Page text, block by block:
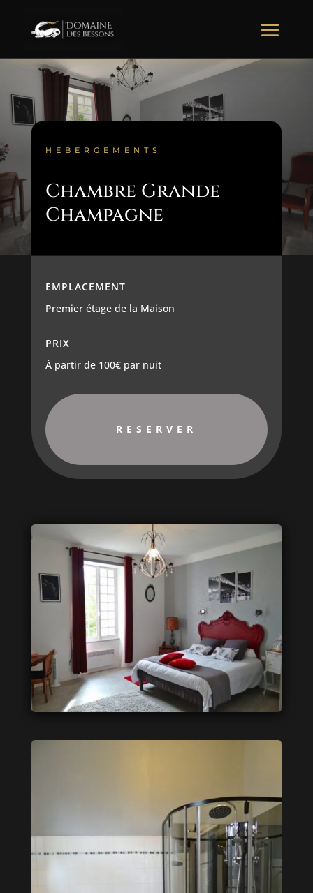
HEBERGEMENTS
Chambre Grande
Champagne
EMPLACEMENT
Premier étage de la Maison
PRIX
À partir de 100€ par nuit
RESERVER